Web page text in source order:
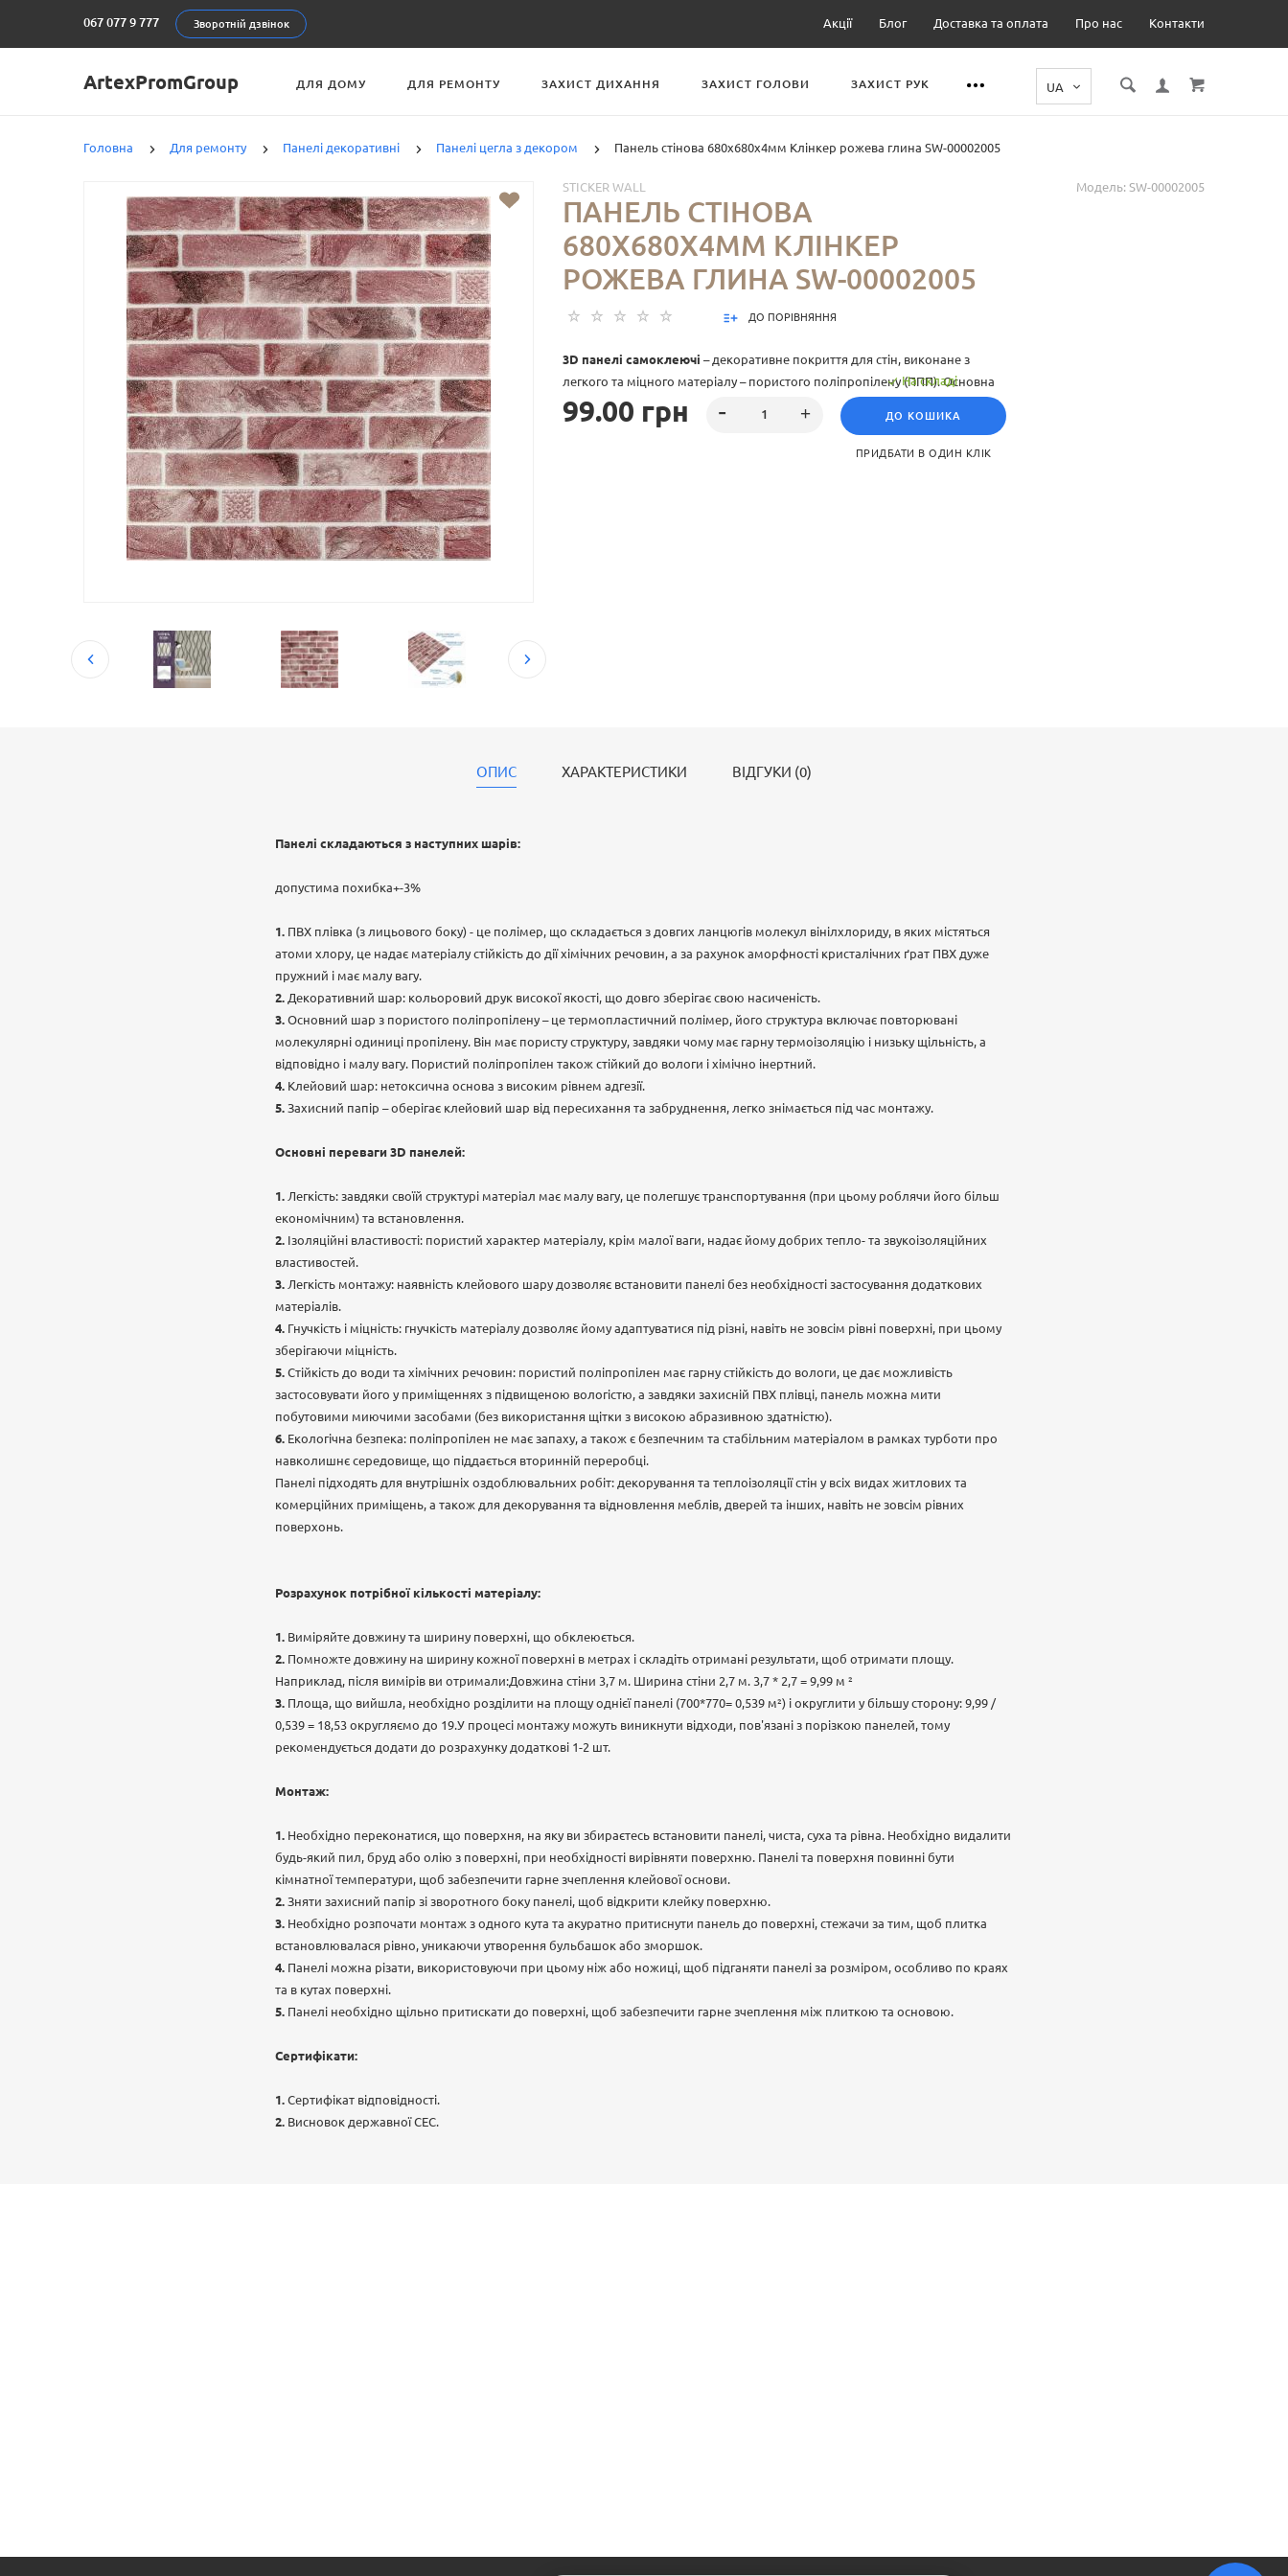
067 077 9 777 Зворотній дзвінок Акції Блог Доставка та оплата Про нас Контакти
ArtexPromGroup ДЛЯ ДОМУ ДЛЯ РЕМОНТУ ЗАХИСТ ДИХАННЯ ЗАХИСТ ГОЛОВИ ЗАХИСТ РУК
Головна Для ремонту Панелі декоративні Панелі цегла з декором Панель стінова 680х680х4мм Клінкер рожева глина SW-00002005
Модель: SW-00002005
STICKER WALL
ПАНЕЛЬ СТІНОВА
680Х680Х4ММ КЛІНКЕР
РОЖЕВА ГЛИНА SW-00002005
ДО ПОРІВНЯННЯ
3D панелі самоклеючі – декоративне покриття для стін, виконане з
легкого та міцного матеріалу – пористого поліпропілену (ППП). Основна
особливість – рельєфний малюнок у вигляді цегли у широкому
різноманітті кольорів та наявність клейового шару, що дозволяє
встановити панелі без необхідності застосування додаткових матеріалів.
99.00 грн
На складі
ДО КОШИКА
ПРИДБАТИ В ОДИН КЛІК
ОПИС ХАРАКТЕРИСТИКИ ВІДГУКИ (0)
Панелі складаються з наступних шарів:
допустима похибка+-3%
ПВХ плівка (з лицьового боку) - це полімер, що складається з довгих ланцюгів молекул вінілхлориду, в яких містяться
атоми хлору, це надає матеріалу стійкість до дії хімічних речовин, а за рахунок аморфності кристалічних ґрат ПВХ дуже
пружний і має малу вагу.
Декоративний шар: кольоровий друк високої якості, що довго зберігає свою насиченість.
Основний шар з пористого поліпропілену – це термопластичний полімер, його структура включає повторювані
молекулярні одиниці пропілену. Він має пористу структуру, завдяки чому має гарну термоізоляцію і низьку щільність, а
відповідно і малу вагу. Пористий поліпропілен також стійкий до вологи і хімічно інертний.
Клейовий шар: нетоксична основа з високим рівнем адгезії.
Захисний папір – оберігає клейовий шар від пересихання та забруднення, легко знімається під час монтажу.
Основні переваги 3D панелей:
Легкість: завдяки своїй структурі матеріал має малу вагу, це полегшує транспортування (при цьому роблячи його більш
економічним) та встановлення.
Ізоляційні властивості: пористий характер матеріалу, крім малої ваги, надає йому добрих тепло- та звукоізоляційних
властивостей.
Легкість монтажу: наявність клейового шару дозволяє встановити панелі без необхідності застосування додаткових
матеріалів.
Гнучкість і міцність: гнучкість матеріалу дозволяє йому адаптуватися під різні, навіть не зовсім рівні поверхні, при цьому
зберігаючи міцність.
Стійкість до води та хімічних речовин: пористий поліпропілен має гарну стійкість до вологи, це дає можливість
застосовувати його у приміщеннях з підвищеною вологістю, а завдяки захисній ПВХ плівці, панель можна мити
побутовими миючими засобами (без використання щітки з високою абразивною здатністю).
Екологічна безпека: поліпропілен не має запаху, а також є безпечним та стабільним матеріалом в рамках турботи про
навколишнє середовище, що піддається вторинній переробці.
Панелі підходять для внутрішніх оздоблювальних робіт: декорування та теплоізоляції стін у всіх видах житлових та
комерційних приміщень, а також для декорування та відновлення меблів, дверей та інших, навіть не зовсім рівних
поверхонь.
Розрахунок потрібної кількості матеріалу:
Виміряйте довжину та ширину поверхні, що обклеюється.
Помножте довжину на ширину кожної поверхні в метрах і складіть отримані результати, щоб отримати площу.
Наприклад, після вимірів ви отримали:Довжина стіни 3,7 м. Ширина стіни 2,7 м. 3,7 * 2,7 = 9,99 м ²
Площа, що вийшла, необхідно розділити на площу однієї панелі (700*770= 0,539 м²) і округлити у більшу сторону: 9,99 /
0,539 = 18,53 округляємо до 19.У процесі монтажу можуть виникнути відходи, пов'язані з порізкою панелей, тому
рекомендується додати до розрахунку додаткові 1-2 шт.
Монтаж:
Необхідно переконатися, що поверхня, на яку ви збираєтесь встановити панелі, чиста, суха та рівна. Необхідно видалити
будь-який пил, бруд або олію з поверхні, при необхідності вирівняти поверхню. Панелі та поверхня повинні бути
кімнатної температури, щоб забезпечити гарне зчеплення клейової основи.
Зняти захисний папір зі зворотного боку панелі, щоб відкрити клейку поверхню.
Необхідно розпочати монтаж з одного кута та акуратно притиснути панель до поверхні, стежачи за тим, щоб плитка
встановлювалася рівно, уникаючи утворення бульбашок або зморшок.
Панелі можна різати, використовуючи при цьому ніж або ножиці, щоб підганяти панелі за розміром, особливо по краях
та в кутах поверхні.
Панелі необхідно щільно притискати до поверхні, щоб забезпечити гарне зчеплення між плиткою та основою.
Сертифікати:
Сертифікат відповідності.
Висновок державної СЕС.